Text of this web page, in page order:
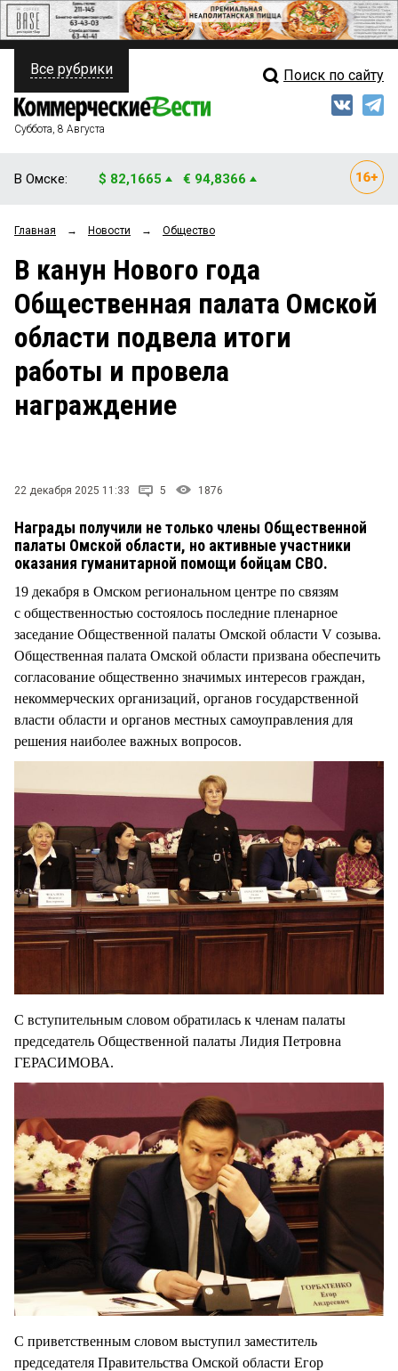
ПОЛИТИКА
ФИНАНСЫ
ОБЩЕСТВО
ЗАКОН
НОВОСТИ КОМПАНИЙ
ПРОИСШЕСТВИЯ
СТИЛЬ ЖИЗНИ
Свежий выпуск
Рейтинги
Блоги
Архив
Все рубрики Поиск по сайту
Суббота, 8 Августа
В Омске: $ 82,1665 € 94,8366
Главная → Новости → Общество
В канун Нового года
Общественная палата Омской
области подвела итоги
работы и провела
награждение
22 декабря 2025 11:33 5 1876
Награды получили не только члены Общественной
палаты Омской области, но активные участники
оказания гуманитарной помощи бойцам СВО.
19 декабря в Омском региональном центре по связям
с общественностью состоялось последние пленарное
заседание Общественной палаты Омской области V созыва.
Общественная палата Омской области призвана обеспечить
согласование общественно значимых интересов граждан,
некоммерческих организаций, органов государственной
власти области и органов местных самоуправления для
решения наиболее важных вопросов.
С вступительным словом обратилась к членам палаты
председатель Общественной палаты Лидия Петровна
ГЕРАСИМОВА.
С приветственным словом выступил заместитель
председателя Правительства Омской области Егор